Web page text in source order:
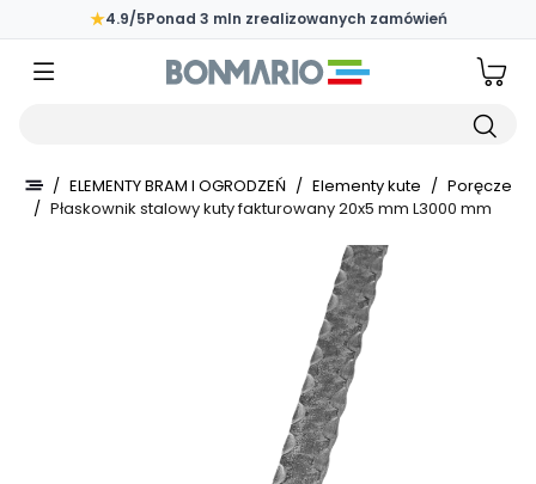
Przejdź do głównej zawartości strony
★4.9/5Ponad 3 mln zrealizowanych zamówień
/ ELEMENTY BRAM I OGRODZEŃ / Elementy kute / Poręcze
/ Płaskownik stalowy kuty fakturowany 20x5 mm L3000 mm